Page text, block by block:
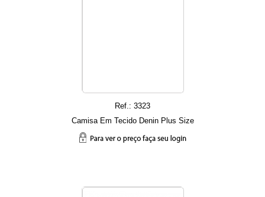
Ref.: 3323
Camisa Em Tecido Denin Plus Size